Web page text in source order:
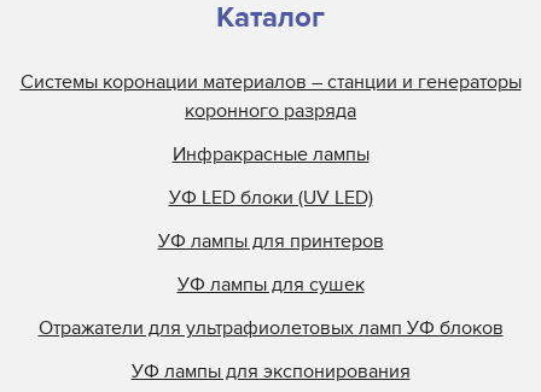
Каталог
Системы коронации материалов – станции и генераторы
коронного разряда
Инфракрасные лампы
УФ LED блоки (UV LED)
УФ лампы для принтеров
УФ лампы для сушек
Отражатели для ультрафиолетовых ламп УФ блоков
УФ лампы для экспонирования